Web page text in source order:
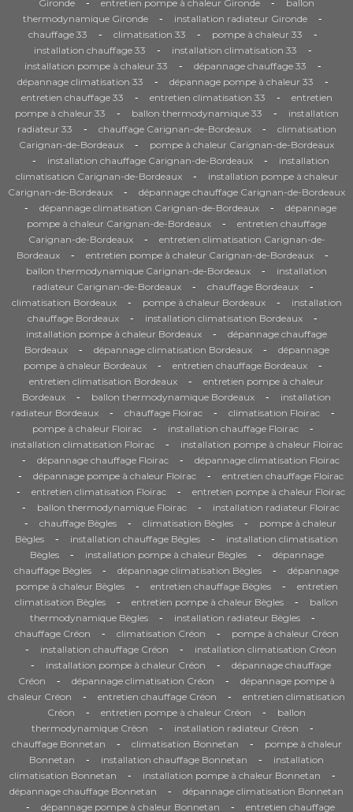
Gironde entretien pompe à chaleur Gironde
ballon
thermodynamique Gironde
- installation radiateur Gironde -
chauffage 33 - climatisation 33 - pompe à chaleur 33 -
installation chauffage 33 - installation climatisation 33 -
installation pompe à chaleur 33 - dépannage chauffage 33 -
dépannage climatisation 33 - dépannage pompe à chaleur 33 -
entretien chauffage 33 - entretien climatisation 33 -
entretien
pompe à chaleur 33
- ballon thermodynamique 33 -
installation
radiateur 33
- chauffage Carignan-de-Bordeaux -
climatisation
Carignan-de-Bordeaux
- pompe à chaleur Carignan-de-Bordeaux
- installation chauffage Carignan-de-Bordeaux -
installation
climatisation Carignan-de-Bordeaux
-
installation pompe à chaleur
Carignan-de-Bordeaux
- dépannage chauffage Carignan-de-Bordeaux
- dépannage climatisation Carignan-de-Bordeaux -
dépannage
pompe à chaleur Carignan-de-Bordeaux
-
entretien chauffage
Carignan-de-Bordeaux
-
entretien climatisation Carignan-de-
Bordeaux
- entretien pompe à chaleur Carignan-de-Bordeaux -
ballon thermodynamique Carignan-de-Bordeaux -
installation
radiateur Carignan-de-Bordeaux
- chauffage Bordeaux -
climatisation Bordeaux - pompe à chaleur Bordeaux -
installation
chauffage Bordeaux
- installation climatisation Bordeaux -
installation pompe à chaleur Bordeaux -
dépannage chauffage
Bordeaux
- dépannage climatisation Bordeaux -
dépannage
pompe à chaleur Bordeaux
- entretien chauffage Bordeaux -
entretien climatisation Bordeaux -
entretien pompe à chaleur
Bordeaux
- ballon thermodynamique Bordeaux -
installation
radiateur Bordeaux
- chauffage Floirac - climatisation Floirac -
pompe à chaleur Floirac - installation chauffage Floirac -
installation climatisation Floirac - installation pompe à chaleur Floirac
- dépannage chauffage Floirac - dépannage climatisation Floirac
- dépannage pompe à chaleur Floirac - entretien chauffage Floirac
- entretien climatisation Floirac - entretien pompe à chaleur Floirac
- ballon thermodynamique Floirac - installation radiateur Floirac
- chauffage Bègles - climatisation Bègles -
pompe à chaleur
Bègles
- installation chauffage Bègles -
installation climatisation
Bègles
- installation pompe à chaleur Bègles -
dépannage
chauffage Bègles
- dépannage climatisation Bègles -
dépannage
pompe à chaleur Bègles
- entretien chauffage Bègles -
entretien
climatisation Bègles
- entretien pompe à chaleur Bègles -
ballon
thermodynamique Bègles
- installation radiateur Bègles -
chauffage Créon - climatisation Créon - pompe à chaleur Créon
- installation chauffage Créon - installation climatisation Créon
- installation pompe à chaleur Créon -
dépannage chauffage
Créon
- dépannage climatisation Créon -
dépannage pompe à
chaleur Créon
- entretien chauffage Créon -
entretien climatisation
Créon
- entretien pompe à chaleur Créon -
ballon
thermodynamique Créon
- installation radiateur Créon -
chauffage Bonnetan - climatisation Bonnetan -
pompe à chaleur
Bonnetan
- installation chauffage Bonnetan -
installation
climatisation Bonnetan
- installation pompe à chaleur Bonnetan -
dépannage chauffage Bonnetan - dépannage climatisation Bonnetan
- dépannage pompe à chaleur Bonnetan -
entretien chauffage